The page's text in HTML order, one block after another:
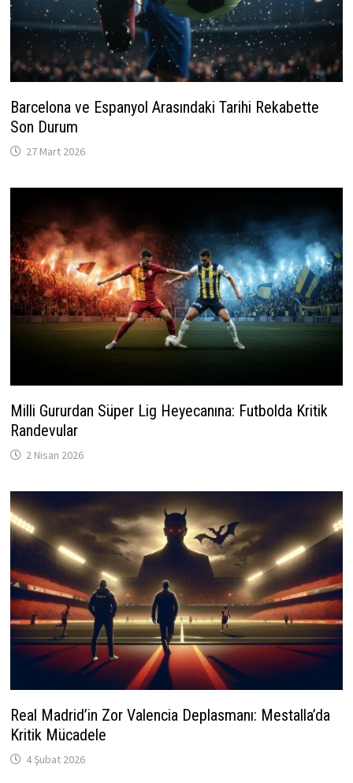
Barcelona ve Espanyol Arasındaki Tarihi Rekabette
Son Durum
27 Mart 2026
Milli Gururdan Süper Lig Heyecanına: Futbolda Kritik
Randevular
2 Nisan 2026
Real Madrid’in Zor Valencia Deplasmanı: Mestalla’da
Kritik Mücadele
4 Şubat 2026